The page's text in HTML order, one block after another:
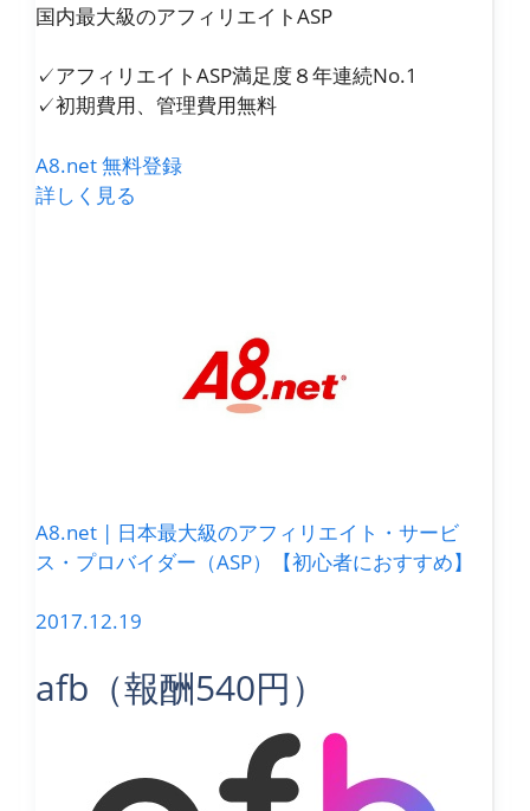
国内最大級のアフィリエイトASP
✓アフィリエイトASP満足度８年連続No.1
✓初期費用、管理費用無料
A8.net 無料登録
詳しく見る
A8.net | 日本最大級のアフィリエイト・サービ
ス・プロバイダー（ASP）【初心者におすすめ】
2017.12.19
afb（報酬540円）